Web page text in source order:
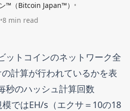
™（Bitcoin Japan™） •
•8 min read
ットコインのネットワーク全
計算が行われているかを表
秒のハッシュ計算回数
模ではEH/s（エクサ＝10の18